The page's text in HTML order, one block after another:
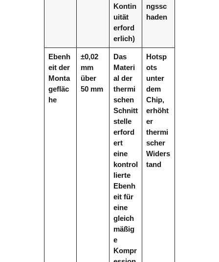
Kontin
uität
erford
erlich)
ngssc
haden
Ebenh
eit der
Monta
gefläc
he
±0,02
mm
über
50 mm
Das
Materi
al der
thermi
schen
Schnitt
stelle
erford
ert
eine
kontrol
lierte
Ebenh
eit für
eine
gleich
mäßig
e
Kompr
Hotsp
ots
unter
dem
Chip,
erhöht
er
thermi
scher
Widers
tand